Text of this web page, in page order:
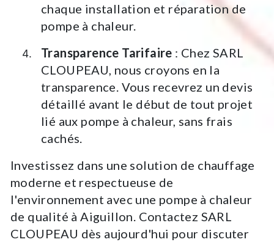
chaque installation et réparation de
pompe à chaleur.
Transparence Tarifaire : Chez SARL
CLOUPEAU, nous croyons en la
transparence. Vous recevrez un devis
détaillé avant le début de tout projet
lié aux pompe à chaleur, sans frais
cachés.
Investissez dans une solution de chauffage
moderne et respectueuse de
l'environnement avec une pompe à chaleur
de qualité à Aiguillon. Contactez SARL
CLOUPEAU dès aujourd'hui pour discuter